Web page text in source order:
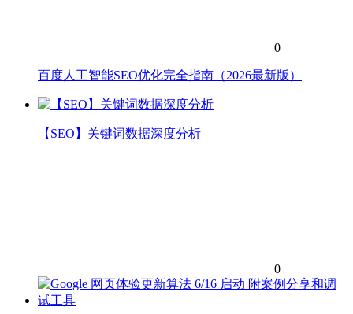
0
百度人工智能SEO优化完全指南（2026最新版）
【SEO】关键词数据深度分析
0